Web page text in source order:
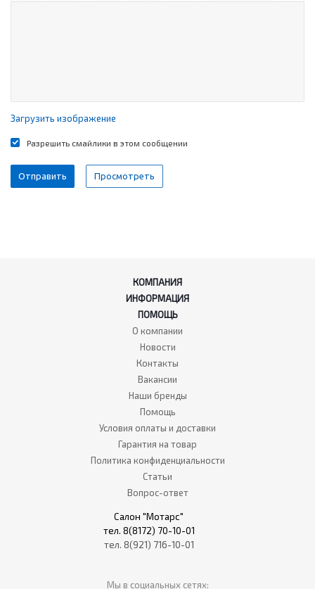
Загрузить изображение
Разрешить смайлики в этом сообщении
КОМПАНИЯ
ИНФОРМАЦИЯ
ПОМОЩЬ
О компании
Новости
Контакты
Вакансии
Наши бренды
Помощь
Условия оплаты и доставки
Гарантия на товар
Политика конфиденциальности
Статьи
Вопрос-ответ
Салон "Мотарс"
тел. 8(8172) 70-10-01
тел. 8(921) 716-10-01
Мы в социальных сетях: